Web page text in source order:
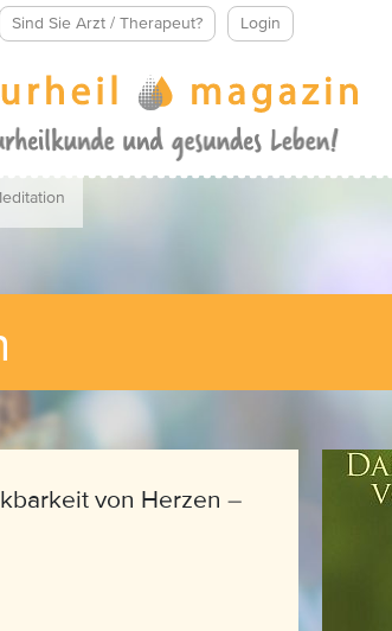
Sind Sie Arzt / Therapeut?
Login
von Herzen –